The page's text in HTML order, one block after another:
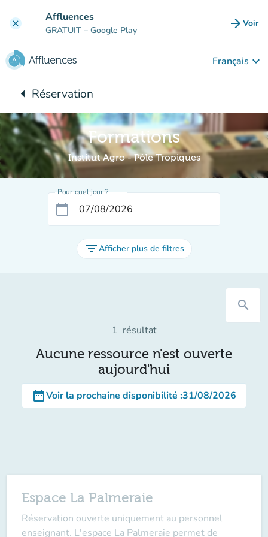
clear Affluences
GRATUIT – Google Play arrow_forward Voir
Français keyboard_arrow_down
arrow_leftRetour à :
Réservation
Formations
Institut Agro - Pôle Tropiques
Pour quel jour ?
calendar_today
filter_listAfficher plus de filtres
search
1 résultat
Aucune ressource n'est ouverte
aujourd'hui
date_rangeVoir la prochaine disponibilité :31/08/2026
Espace La Palmeraie
Réservation ouverte uniquement au personnel
enseignant. L'espace La Palmeraie permet de